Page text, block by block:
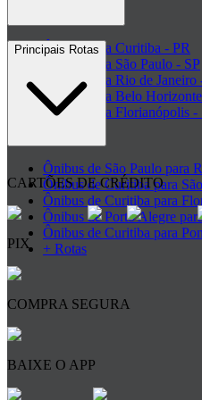
Ônibus para Curitiba - PR
Ônibus para São Paulo - SP
Ônibus para Rio de Janeiro
Ônibus para Belo
Ônibus para Florianópolis -
Principais Rotas
Ônibus de São Paulo para
Ônibus de Curitiba para
Ônibus de Curitiba para
Ônibus de Porto Alegre
Ônibus de Curitiba para
+ Rotas
CARTÕES DE CRÉDITO
PIX
COMPRA SEGURA
BAIXE O APP